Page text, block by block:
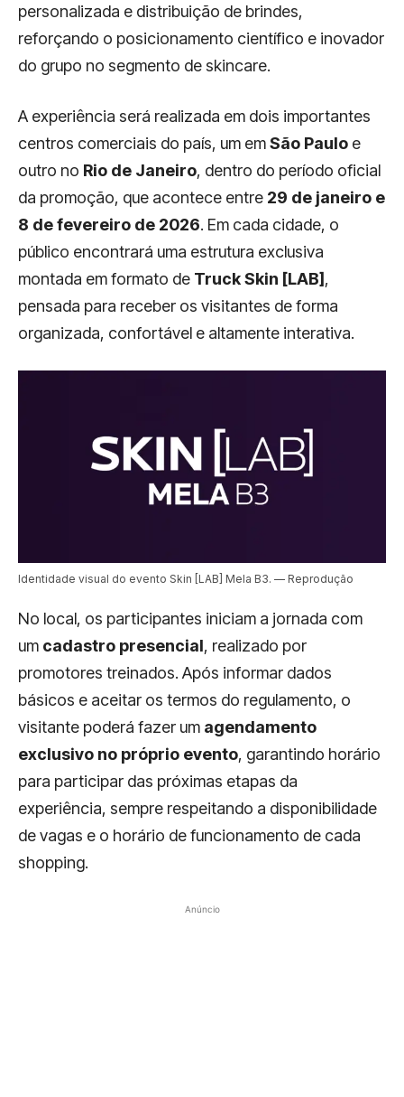
personalizada e distribuição de brindes,
reforçando o posicionamento científico e inovador
do grupo no segmento de skincare.
A experiência será realizada em dois importantes
centros comerciais do país, um emSão Paulo e
outro no Rio de Janeiro, dentro do período oficial
da promoção, que acontece entre 29 de janeiro e
8 de fevereiro de 2026. Em cada cidade, o
público encontrará uma estrutura exclusiva
montada em formato de Truck Skin [LAB],
pensada para receber os visitantes de forma
organizada, confortável e altamente interativa.
Identidade visual do evento Skin [LAB] Mela B3. — Reprodução
No local, os participantes iniciam a jornada com
um cadastro presencial, realizado por
promotores treinados. Após informar dados
básicos e aceitar os termos do regulamento, o
visitante poderá fazer um agendamento
exclusivo no próprio evento, garantindo horário
para participar das próximas etapas da
experiência, sempre respeitando a disponibilidade
de vagas e o horário de funcionamento de cada
shopping.
Anúncio